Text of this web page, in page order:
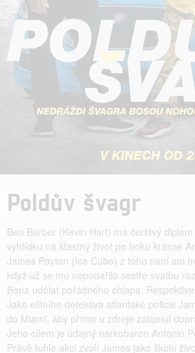
Poldův švagr
Ben Barber (Kevin Hart) má čerstvý
vyhlídku na šťastný život po boku krásné
James Payton (Ice Cube) z toho není ani
když už se mu nepodařilo sestře svatbu
Bena udělat pořádného chlapa.
Jako elitního detektiva atlantské policie
do Miami, aby přímo u zdroje zatípnul
Jeho cílem je údajný narkobaron Antonio
Právě tuhle akci zvolí James jako školu